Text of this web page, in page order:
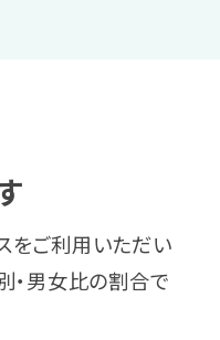
約する
ージ
場の間に入
を
法や、企業から
る練習をしま
す。
をご利用いただい
・男女比の割合で